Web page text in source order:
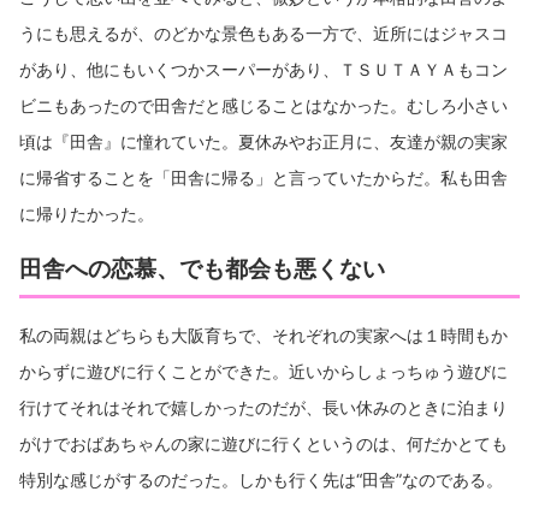
うにも思えるが、のどかな景色もある一方で、近所にはジャスコ
があり、他にもいくつかスーパーがあり、ＴＳＵＴＡＹＡもコン
ビニもあったので田舎だと感じることはなかった。むしろ小さい
頃は『田舎』に憧れていた。夏休みやお正月に、友達が親の実家
に帰省することを「田舎に帰る」と言っていたからだ。私も田舎
に帰りたかった。
田舎への恋慕、でも都会も悪くない
私の両親はどちらも大阪育ちで、それぞれの実家へは１時間もか
からずに遊びに行くことができた。近いからしょっちゅう遊びに
行けてそれはそれで嬉しかったのだが、長い休みのときに泊まり
がけでおばあちゃんの家に遊びに行くというのは、何だかとても
特別な感じがするのだった。しかも行く先は“田舎”なのである。